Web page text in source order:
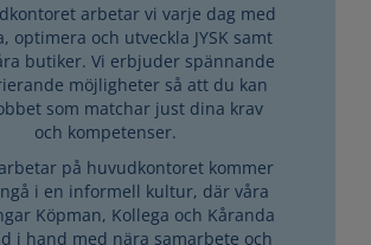
arbetar vi varje dag med
optimera och utveckla JYSK samt
butiker. Vi erbjuder spännande
möjligheter så att du kan
som matchar just dina krav
och kompetenser.
på huvudkontoret kommer
i en informell kultur, där våra
Köpman, Kollega och Kåranda
i hand med nära samarbete och